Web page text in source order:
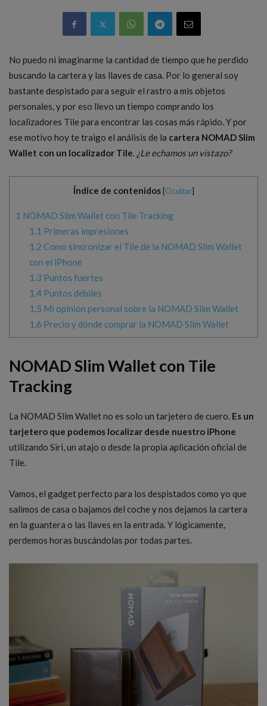
No puedo ni imaginarme la cantidad de tiempo que he perdido
buscando la cartera y las llaves de casa. Por lo general soy
bastante despistado para seguir el rastro a mis objetos
personales, y por eso llevo un tiempo comprando los
localizadores Tile para encontrar las cosas más rápido. Y por
ese motivo hoy te traigo el análisis de la cartera NOMAD Slim
Wallet con un localizador Tile. ¿Le echamos un vistazo?
Índice de contenidos [Ocultar]
1 NOMAD Slim Wallet con Tile Tracking
1.1 Primeras impresiones
1.2 Como sincronizar el Tile de la NOMAD Slim Wallet
con el iPhone
1.3 Puntos fuertes
1.4Puntos débiles
1.5 Mi opinión personal sobre la NOMAD Slim Wallet
1.6 Precio y dónde comprar la NOMAD Slim Wallet
NOMAD Slim Wallet con Tile
Tracking
La NOMAD Slim Wallet no es solo un tarjetero de cuero. Es un
tarjetero que podemos localizar desde nuestro iPhone
utilizando Siri, un atajo o desde la propia aplicación oficial de
Tile.
Vamos, el gadget perfecto para los despistados como yo que
salimos de casa o bajamos del coche y nos dejamos la cartera
en la guantera o las llaves en la entrada. Y lógicamente,
perdemos horas buscándolas por todas partes.